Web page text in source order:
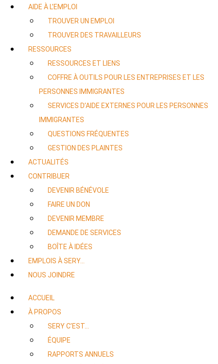
AIDE À L’EMPLOI
TROUVER UN EMPLOI
TROUVER DES TRAVAILLEURS
RESSOURCES
RESSOURCES ET LIENS
COFFRE À OUTILS POUR LES ENTREPRISES ET LES
PERSONNES IMMIGRANTES
SERVICES D’AIDE EXTERNES POUR LES PERSONNES
IMMIGRANTES
QUESTIONS FRÉQUENTES
GESTION DES PLAINTES
ACTUALITÉS
CONTRIBUER
DEVENIR BÉNÉVOLE
FAIRE UN DON
DEVENIR MEMBRE
DEMANDE DE SERVICES
BOÎTE À IDÉES
EMPLOIS À SERY…
NOUS JOINDRE
ACCUEIL
À PROPOS
SERY C’EST…
ÉQUIPE
RAPPORTS ANNUELS